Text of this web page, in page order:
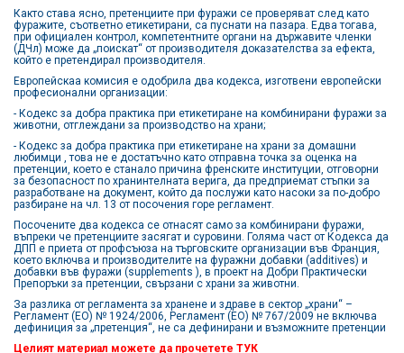
Както става ясно, претенциите при фуражи се проверяват след като
фуражите, съответно етикетирани, са пуснати на пазара. Едва тогава,
при официален контрол, компетентните органи на държавите членки
(ДЧл) може да „поискат“ от производителя доказателства за ефекта,
който е претендирал производителя.
Европейскаа комисия е одобрила два кодекса, изготвени европейски
професионални организации:
- Кодекс за добра практика при етикетиране на комбинирани фуражи за
животни, отглеждани за производство на храни;
- Кодекс за добра практика при етикетиране на храни за домашни
любимци , това не е достатъчно като отправна точка за оценка на
претенции, което е станало причина френските институции, отговорни
за безопасност по хранинтелната верига, да предприемат стъпки за
разработване на документ, който да послужи като насоки за по-добро
разбиране на чл. 13 от посочения горе регламент.
Посочените два кодекса се отнасят само за комбинирани фуражи,
въпреки че претенциите засягат и суровини. Голяма част от Кодекса да
ДПП е приета от профсъюза на търговските организации във Франция,
което включва и производителите на фуражни добавки (additives) и
добавки във фуражи (supplements ), в проект на Добри Практически
Препоръки за претенции, свързани с храни за животни.
За разлика от регламента за хранене и здраве в сектор „храни“ –
Регламент (ЕО) № 1924/2006, Регламент (ЕО) № 767/2009 не включва
дефиниция за „претенция“, не са дефинирани и възможните претенции
Целият материал можете да прочетете ТУК